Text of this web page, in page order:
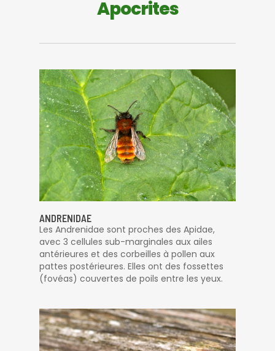
Apocrites
ANDRENIDAE
Les Andrenidae sont proches des Apidae,
avec 3 cellules sub-marginales aux ailes
antérieures et des corbeilles à pollen aux
pattes postérieures. Elles ont des fossettes
(fovéas) couvertes de poils entre les yeux.